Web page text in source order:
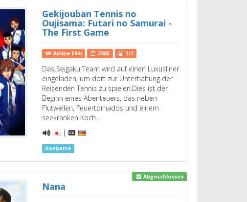
Gekijouban Tennis no
Oujisama: Futari no Samurai -
The First Game
Anime Film 2005 1/1
Das Seigaku Team wird auf einen Luxusliner
eingeladen, um dort zur Unterhaltung der
Reisenden Tennis zu spielen.Dies ist der
Beginn eines Abenteuers, das neben
Flutwellen, Feuertornados und einem
seekranken Koch…
|
Ganbatte
Abgeschlossen
Nana